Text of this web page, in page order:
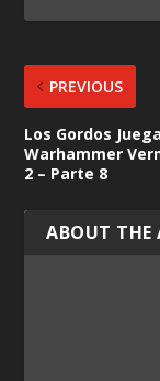
PREVIOUS
Los Gordos
Warhammer
2 – Parte 8
ABOUT THE